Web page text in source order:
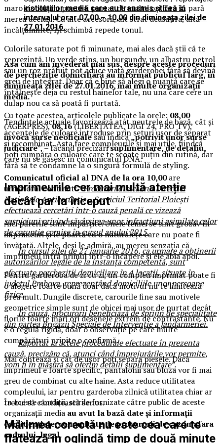
instituţiilor media care au transmis ştirea în
intervalul orar 07,00 – 10,00 din dimineaţa zilei de
27.01.2016.
Asa cum am invederat mai sus, despre aceste proceduri
de percheziție domiciliară au informat publicul larg, în
dimineața zilei de 27.01.2016, mai multe organizații
media.
Cu toate acestea, articolele publicate la orele: 08,00
(AGERPRES),08,16(LIBERTATEA, DIGI 24, PRO TV),
invocă surse neoficialesau indica„potrivit unor surse
judiciare”, – făcând precizărisuplimentare, de detaliu,
care nu se găsesc în comunicatul DNA.
Comunicatul oficial al DNA de la ora 10,00are
urmatorul continut:”Procurori din cadrul Direcției
Naționale Anticorupție – Serviciul Teritorial Ploiești
efectuează cercetări într-o cauză penală ce vizează
suspiciuni privind săvârșirea unor infracțiuni asimilate celor
de corupție comise în cursul anului 2015.
În cursul zilei de 27 ianuarie 2016, ca urmare a obținerii
autorizărilor legale de la instanța competentă, sunt
efectuate percheziții domiciliare în 4 locații, situate în
județul Prahova, reprezentând domiciliile unor persoane
fizice.
În cauză, procurorii beneficiază de sprijin de specialitate
din partea Brigăzii Speciale de Intervenție a Jandarmeriei.
Raportat la actele procedurale efectuate în prezenta
cauză, precizăm că, atunci când împrejurările vor permite,
vom fi în măsură să oferim detalii suplimentare”.
În aceste condiții, stirile furnizate către public de aceste
organizații media au avut la bază date şi informaţii
confidenţiale, comunicate de procurorii de caz în afara
cadrului legal.
maro ciocolatiu poate fi purtat de multe ori fără să pară
mereu același. Cu alte accesorii, alt strat deasupra, altă
încălțăminte, își schimbă repede tonul.
Culorile saturate pot fi minunate, mai ales dacă știi că te
reprezintă. Un verde stins, un burgundy, un albastru petrol
sau un roz prăfuit pot aduce viață garderobei fără să devină
greu de integrat. Doar că e bine să alegi o nuanță care se
întâlnește deja cu restul hainelor tale, nu una care cere un
dulap nou ca să poată fi purtată.
Tendințele actuale favorizează atât neutrele de bază, cât și
accentele de culoare introduse prin seturi ușor de separat
și recombinat. Asta face compleurile și mai utile, fiindcă
poți cumpăra o culoare care te scoate puțin din rutină, dar
fără să te condamne la o singură formulă de styling.
Imprimeurile cer mai multă atenție
decât par la început
Aici părerile sunt împărțite. Unele femei se simt grozav în
imprimeuri și le poartă cu o naturalețe care nu poate fi
învățată. Altele, deși le admiră, au mereu senzația că
imprimeul intră primul într-o încăpere și ele abia apoi.
Pentru garderoba de zi cu zi, un compleu imprimat poate fi
o alegere foarte bună doar dacă motivul nu te limitează
prea mult. Dungile discrete, carourile fine sau motivele
geometrice simple sunt de obicei mai ușor de purtat decât
florile foarte mari ori desenele extrem de contrastante. Nu
e o regulă rigidă, doar o observație pe care multe
cumpărături pripite o confirmă.
Mai contează și cât de ușor poți separa piesele. Dacă
imprimeul e foarte specific, pantalonii sau bluza vor fi mai
greu de combinat cu alte haine. Asta reduce utilitatea
compleului, iar pentru garderoba zilnică utilitatea chiar ar
trebui să cântărească serios.
Mărimea corectă nu este cea care te
flatează în oglindă timp de două minute